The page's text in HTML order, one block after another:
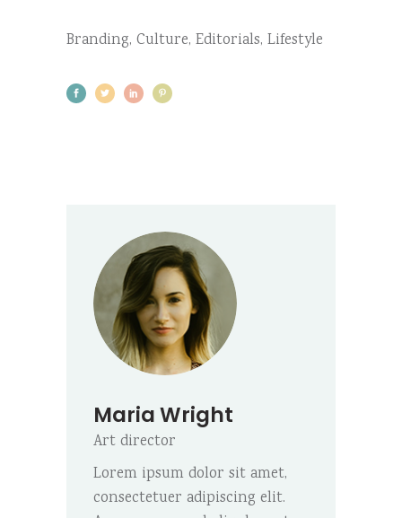
Branding, Culture, Editorials, Lifestyle
Maria Wright
Art director
Lorem ipsum dolor sit amet,
consectetuer adipiscing elit.